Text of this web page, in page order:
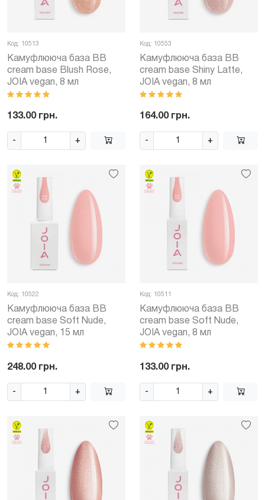
Код: 10513
Камуфлююча база BB
cream base Blush Rose,
JOIA vegan, 8 мл
133.00 грн.
- +
Код: 10553
Камуфлююча база BB
cream base Shiny Latte,
JOIA vegan, 8 мл
164.00 грн.
- +
Код: 10522
Камуфлююча база BB
cream base Soft Nude,
JOIA vegan, 15 мл
248.00 грн.
- +
Код: 10511
Камуфлююча база BB
cream base Soft Nude,
JOIA vegan, 8 мл
133.00 грн.
- +